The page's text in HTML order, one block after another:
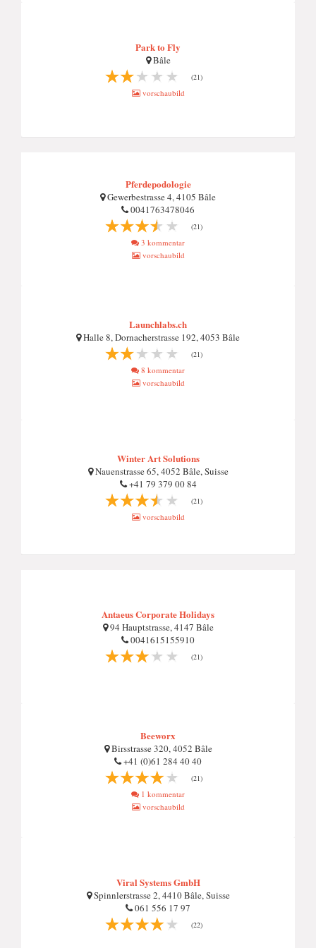
Park to Fly
Bâle
(21)
vorschaubild
Pferdepodologie
Gewerbestrasse 4, 4105 Bâle
0041763478046
(21)
3 kommentar
vorschaubild
Launchlabs.ch
Halle 8, Dornacherstrasse 192, 4053 Bâle
(21)
8 kommentar
vorschaubild
Winter Art Solutions
Nauenstrasse 65, 4052 Bâle, Suisse
+41 79 379 00 84
(21)
vorschaubild
Antaeus Corporate Holidays
94 Hauptstrasse, 4147 Bâle
0041615155910
(21)
Beeworx
Birsstrasse 320, 4052 Bâle
+41 (0)61 284 40 40
(21)
1 kommentar
vorschaubild
Viral Systems GmbH
Spinnlerstrasse 2, 4410 Bâle, Suisse
061 556 17 97
(22)